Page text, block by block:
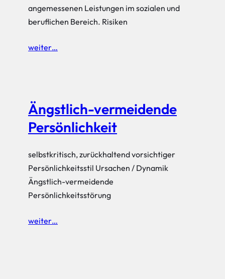
angemessenen Leistungen im sozialen und
beruflichen Bereich. Risiken
weiter…
Ängstlich-vermeidende
Persönlichkeit
selbstkritisch, zurückhaltend vorsichtiger
Persönlichkeitsstil Ursachen / Dynamik
Ängstlich-vermeidende
Persönlichkeitsstörung
weiter…